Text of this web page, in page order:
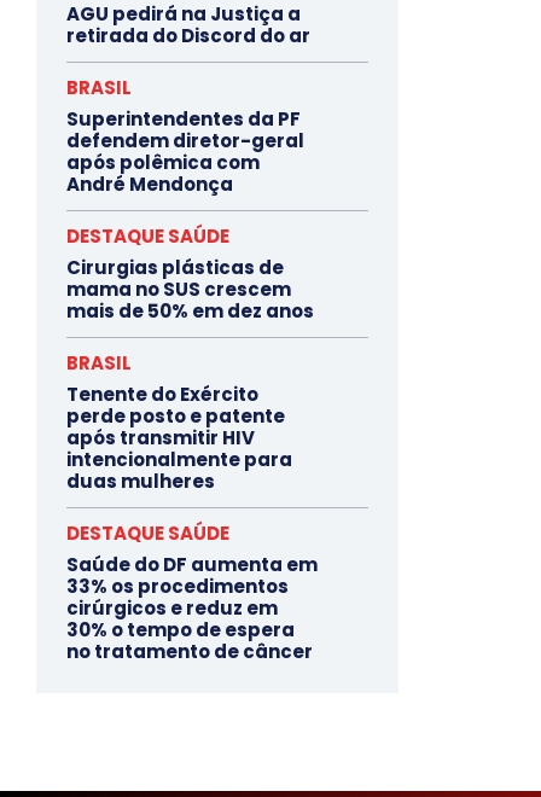
AGU pedirá na Justiça a
retirada do Discord do ar
BRASIL
Superintendentes da PF
defendem diretor-geral
após polêmica com
André Mendonça
DESTAQUE SAÚDE
Cirurgias plásticas de
mama no SUS crescem
mais de 50% em dez anos
BRASIL
Tenente do Exército
perde posto e patente
após transmitir HIV
intencionalmente para
duas mulheres
DESTAQUE SAÚDE
Saúde do DF aumenta em
33% os procedimentos
cirúrgicos e reduz em
30% o tempo de espera
no tratamento de câncer